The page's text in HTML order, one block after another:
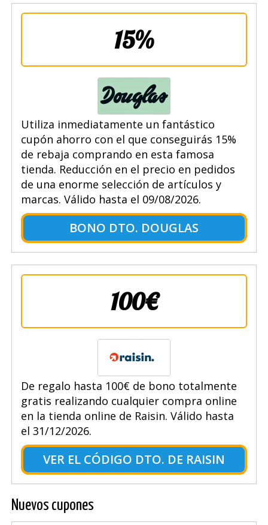
15%
Utiliza inmediatamente un fantástico
cupón ahorro con el que conseguirás 15%
de rebaja comprando en esta famosa
tienda. Reducción en el precio en pedidos
de una enorme selección de artículos y
marcas. Válido hasta el 09/08/2026.
BONO DTO. DOUGLAS
100€
De regalo hasta 100€ de bono totalmente
gratis realizando cualquier compra online
en la tienda online de Raisin. Válido hasta
el 31/12/2026.
VER EL CÓDIGO DTO. DE RAISIN
Nuevos cupones